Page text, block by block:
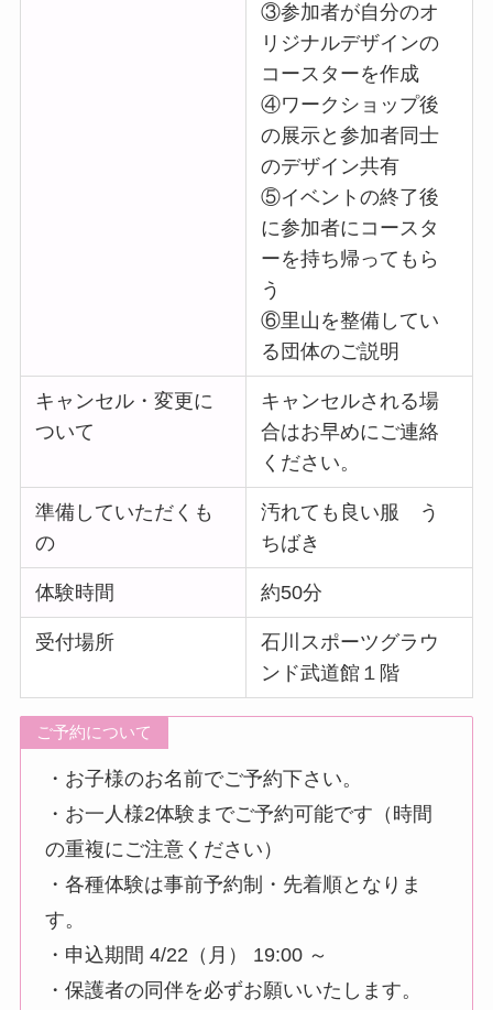
③参加者が自分のオ
リジナルデザインの
コースターを作成
④ワークショップ後
の展示と参加者同士
のデザイン共有
⑤イベントの終了後
に参加者にコースタ
ーを持ち帰ってもら
う
⑥里山を整備してい
る団体のご説明
キャンセル・変更に
ついて
キャンセルされる場
合はお早めにご連絡
ください。
準備していただくも
の
汚れても良い服 う
ちばき
体験時間 約50分
受付場所
石川スポーツグラウ
ンド武道館１階
ご予約について
・お子様のお名前でご予約下さい。
・お一人様2体験までご予約可能です（時間
の重複にご注意ください）
・各種体験は事前予約制・先着順となりま
す。
・申込期間 4/22（月） 19:00 ～
・保護者の同伴を必ずお願いいたします。